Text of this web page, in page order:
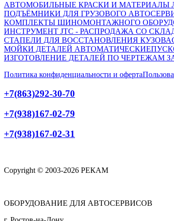
АВТОМОБИЛЬНЫЕ КРАСКИ И МАТЕРИАЛЫ
ПОДЪЁМНИКИ ДЛЯ ГРУЗОВОГО
КОМПЛЕКТЫ ШИНОМОНТАЖНОГО
ИНСТРУМЕНТ JTC - РАСПРОДАЖА СО
СТАПЕЛИ ДЛЯ ВОССТАНОВЛЕНИЯ КУЗОВА
МОЙКИ ДЕТАЛЕЙ АВТОМАТИЧЕСКИЕ
ИЗГОТОВЛЕНИЕ ДЕТАЛЕЙ ПО ЧЕРТЕЖАМ
Политика конфиденциальности и оферта
+7(863)292-30-70
+7(938)167-02-79
+7(938)167-02-31
Copyright © 2003-2026 РЕКАМ
ОБОРУДОВАНИЕ ДЛЯ АВТОСЕРВИСОВ